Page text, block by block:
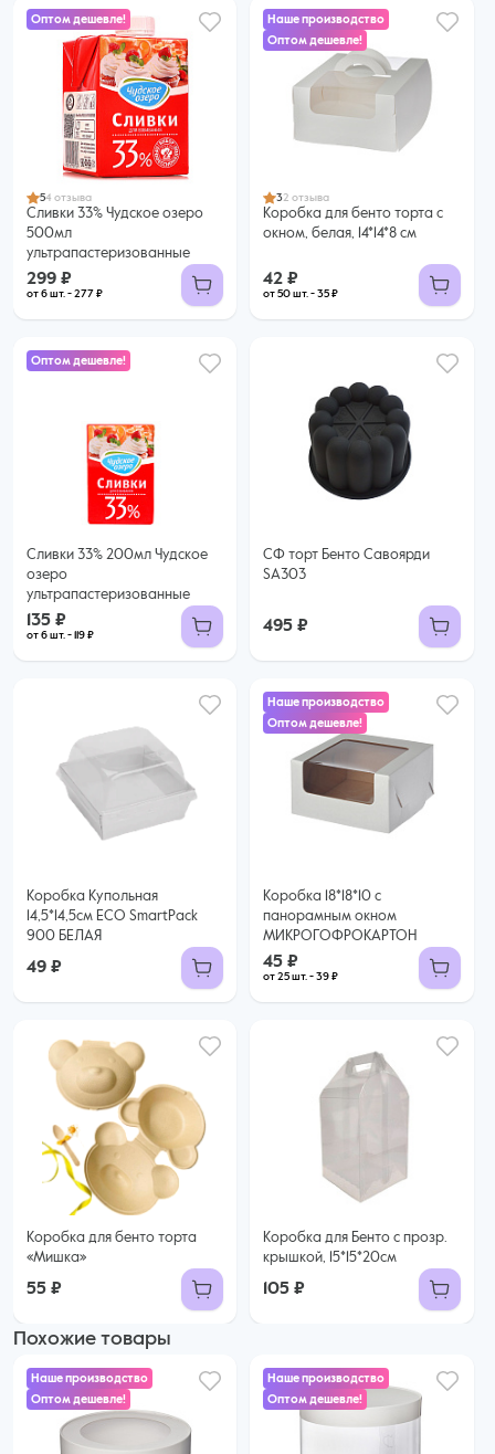
Оптом дешевле!
54 отзыва
Сливки 33% Чудское озеро
500мл
ультрапастеризованные
299 ₽
от 6 шт. - 277 ₽
299 ₽
277 ₽ за шт. при заказе от 6 шт.
Купить оптом
Наше производство
Оптом дешевле!
32 отзыва
Коробка для бенто торта с
окном, белая, 14*14*8 см
42 ₽
от 50 шт. - 35 ₽
42 ₽
35 ₽ за шт. при заказе от 50 шт.
Купить оптом
Оптом дешевле!
Сливки 33% 200мл Чудское
озеро
ультрапастеризованные
135 ₽
от 6 шт. - 119 ₽
135 ₽
119 ₽ за шт. при заказе от 6 шт.
Купить оптом
СФ торт Бенто Савоярди
SA303
495 ₽
Коробка Купольная
14,5*14,5см ECO SmartPack
900 БЕЛАЯ
49 ₽
Наше производство
Оптом дешевле!
Коробка 18*18*10 с
панорамным окном
МИКРОГОФРОКАРТОН
45 ₽
от 25 шт. - 39 ₽
45 ₽
39 ₽ за шт. при заказе от 25 шт.
Купить оптом
Коробка для бенто торта
«Мишка»
55 ₽
Коробка для Бенто с прозр.
крышкой, 15*15*20см
105 ₽
Похожие товары
Наше производство
Оптом дешевле!
Наше производство
Оптом дешевле!